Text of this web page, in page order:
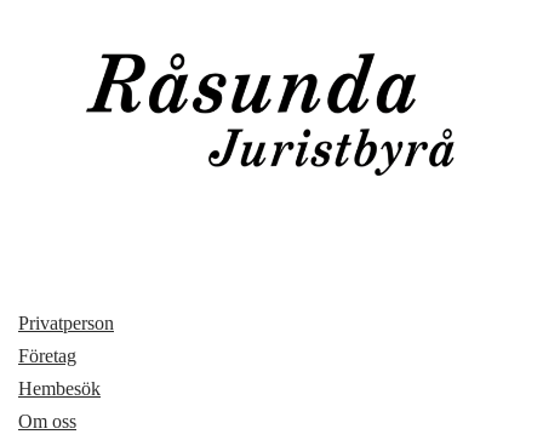
Privatperson
Företag
Hembesök
Om oss